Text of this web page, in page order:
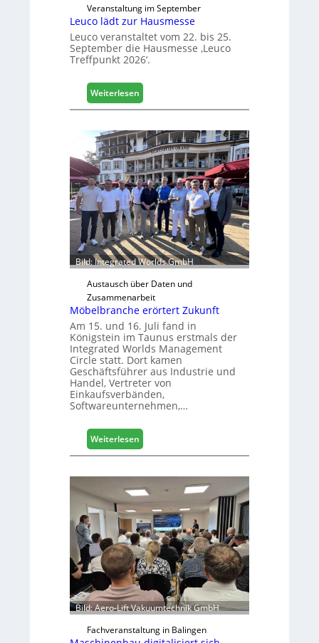
Veranstaltung im September
Leuco lädt zur Hausmesse
Leuco veranstaltet vom 22. bis 25.
September die Hausmesse ‚Leuco
Treffpunkt 2026‘.
Weiterlesen
L
u
c
o
l
ä
d
t
z
u
r
H
a
u
s
m
e
s
s
e
Bild: Integrated Worlds GmbH
Austausch über Daten und
Zusammenarbeit
Möbelbranche erörtert Zukunft
Am 15. und 16. Juli fand in
Königstein im Taunus erstmals der
Integrated Worlds Management
Circle statt. Dort kamen
Geschäftsführer aus Industrie und
Handel, Vertreter von
Einkaufsverbänden,
Softwareunternehmen,…
Weiterlesen
M
b
e
b
r
a
n
c
h
e
e
r
Bild: Aero-Lift Vakuumtechnik GmbH
Fachveranstaltung in Balingen